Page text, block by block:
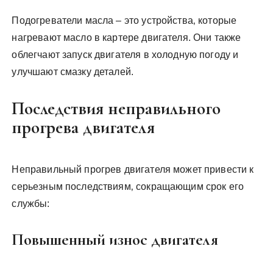
Подогреватели масла – это устройства‚ которые
нагревают масло в картере двигателя. Они также
облегчают запуск двигателя в холодную погоду и
улучшают смазку деталей.
Последствия неправильного
прогрева двигателя
Неправильный прогрев двигателя может привести к
серьезным последствиям‚ сокращающим срок его
службы:
Повышенный износ двигателя